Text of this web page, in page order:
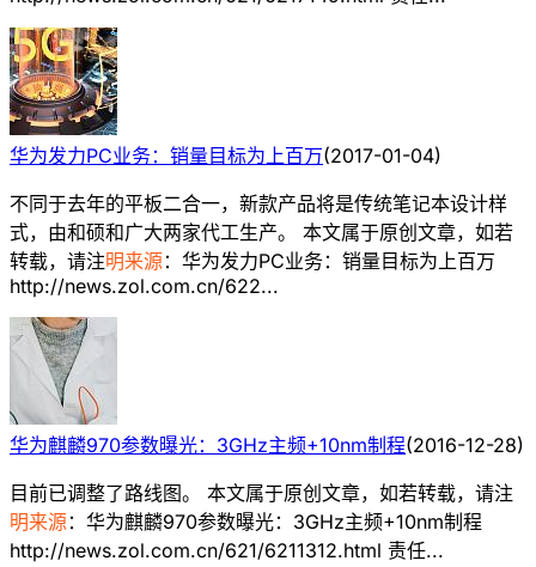
华为发力PC业务：销量目标为上百万(2017-01-04)
不同于去年的平板二合一，新款产品将是传统笔记本设计样
式，由和硕和广大两家代工生产。 本文属于原创文章，如若
转载，请注明来源：华为发力PC业务：销量目标为上百万
http://news.zol.com.cn/622...
华为麒麟970参数曝光：3GHz主频+10nm制程(2016-12-28)
目前已调整了路线图。 本文属于原创文章，如若转载，请注
明来源：华为麒麟970参数曝光：3GHz主频+10nm制程
http://news.zol.com.cn/621/6211312.html 责任...